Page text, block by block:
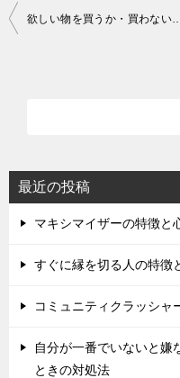
投
シ
ョ
欲しい物を買うか・買わない
最近の投稿
マキシマイザーの特徴と
すぐに縁を切る人の特徴
コミュニティクラッシャ
自分が一番でいないと嫌
ときの対処法